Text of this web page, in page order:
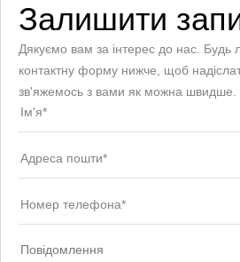
Залишити
Дякуємо вам за інтерес до нас. Будь
контактну форму нижче, щоб
зв'яжемось з вами як можна швидше.